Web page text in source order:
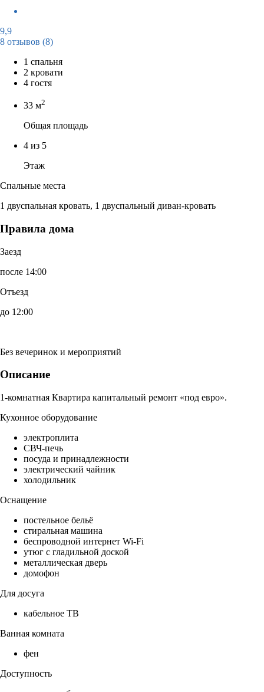
9,9
8 отзывов (8)
1 спальня
2 кровати
4 гостя
33 м2
Общая площадь
4 из 5
Этаж
Спальные места
1 двуспальная кровать, 1 двуспальный диван-кровать
Правила дома
Заезд
после 14:00
Отъезд
до 12:00
Без вечеринок и мероприятий
Описание
1-комнатная Квартира капитальный ремонт «под евро».
Кухонное оборудование
электроплита
СВЧ-печь
посуда и принадлежности
электрический чайник
холодильник
Оснащение
постельное бельё
стиральная машина
беспроводной интернет Wi-Fi
утюг с гладильной доской
металлическая дверь
домофон
Для досуга
кабельное ТВ
Ванная комната
фен
Доступность